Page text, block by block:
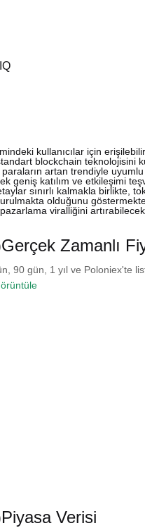
kullanıcılar için
blockchain teknolojisini
artan trendiyle
geniş katılım ve etkileşimi
sınırlı kalmakla birlikte,
olduğunu
viralliğini
Zamanlı
90 gün, 1 yıl ve Poloniex'te
Verisi